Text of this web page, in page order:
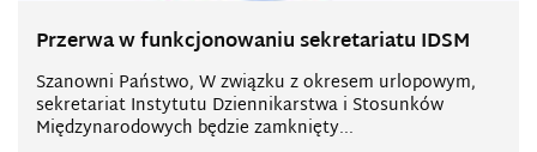
Przerwa w funkcjonowaniu sekretariatu IDSM
Szanowni Państwo, W związku z okresem urlopowym,
sekretariat Instytutu Dziennikarstwa i Stosunków
Międzynarodowych będzie zamknięty...